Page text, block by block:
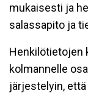
mukaisesti ja
salassapito ja
Henkilötietojen
kolmannelle
järjestelyin,